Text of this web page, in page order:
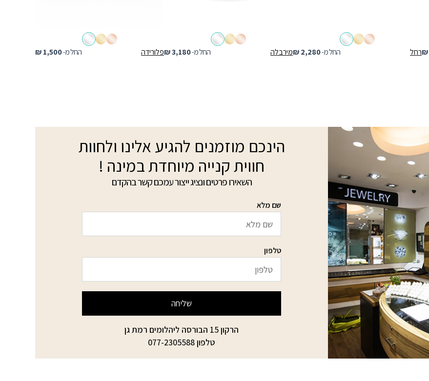
החל מ- ₪1,500 פלורידה החל מ- ₪3,180 מירבלה החל מ- ₪2,280 רחל₪
הינכם מוזמנים להגיע אלינו ולחוות
חווית קנייה מיוחדת במינה !
השאירו פרטים ונציג ייצור עמכם קשר בהקדם
שם מלא
טלפון
שליחה
הרקון 15 הבורסה ליהלומים רמת גן
טלפון077-2305588